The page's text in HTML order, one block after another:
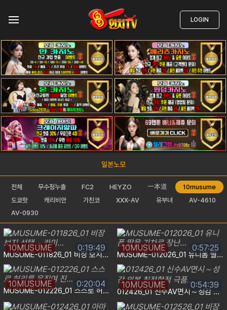
LOGIN
일본노모
전체 무수정누출 FC2 HEYZO 一本道
10musume
도쿄핫
캐리비안 가친코 XXX-AV 유부녀
AV-4610
AV-0930
MUSUME-011826_01 비장 보지 선택 ~ 카미…
10MUSUME 0:19:49
MUSUME-012026_01 유니폼 딸을 기차로 장난…
10MUSUME 0:57:25
MUSUME-012226_01 스스로 허리를 움직여 진…
10MUSUME 0:20:04
012426_01 신수AV면시～성감 의복 최적합적 극품…
10MUSUME 0:54:39